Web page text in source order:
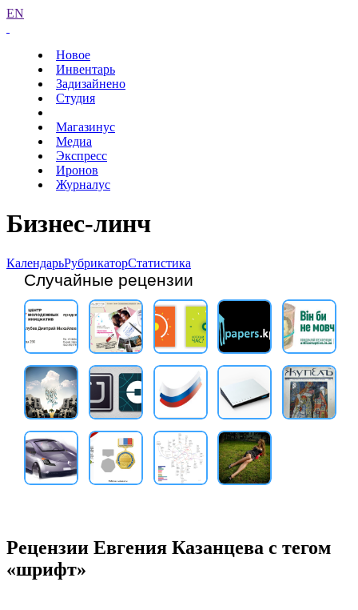
EN
Новое
Инвентарь
Задизайнено
Студия
Магазинус
Медиа
Экспресс
Иронов
Журналус
Бизнес-линч
КалендарьРубрикаторСтатистика
Случайные рецензии
Рецензии Евгения Казанцева с тегом
«шрифт»